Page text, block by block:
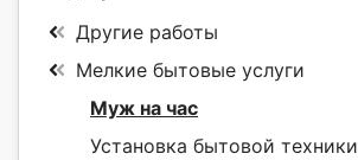
Другие работы
Мелкие бытовые услуги
Муж на час
Установка бытовой техники